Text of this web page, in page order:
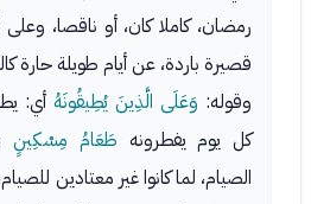
رمضان، كاملا كان، أو ناقصا،
قصيرة باردة، عن أيام طويلة حارة
وقوله: وَعَلَى الَّذِينَ يُطِيقُونَهُ أي:
كل يوم يفطرونه طَعَامُ مِسْكِينٍ
الصيام، لما كانوا غير معتادين